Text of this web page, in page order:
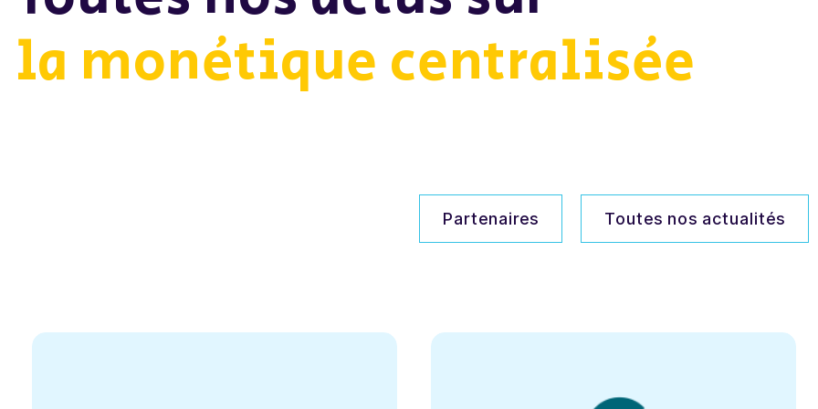
Contactez-nous
la monétique centralisée
Partenaires Toutes nos actualités